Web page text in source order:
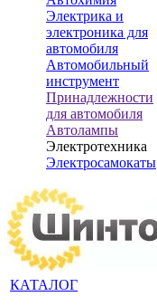
Электрика и
электроника для
автомобиля
Автомобильный
инструмент
Принадлежности
для автомобиля
Автолампы
Электротехника
Электросамокаты
КАТАЛОГ